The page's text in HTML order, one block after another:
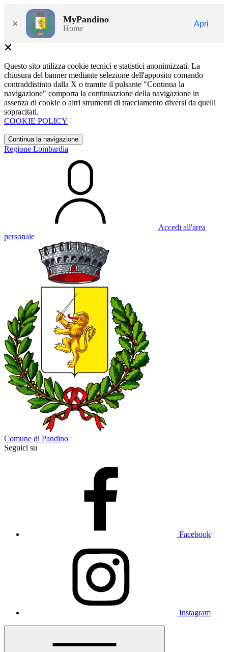
× MyPandino
Home
Apri
Questo sito utilizza cookie tecnici e statistici anonimizzati. La
chiusura del banner mediante selezione dell'apposito comando
contraddistinto dalla X o tramite il pulsante "Continua la
navigazione" comporta la continuazione della navigazione in
assenza di cookie o altri strumenti di tracciamento diversi da quelli
sopracitati.
COOKIE POLICY
Continua la navigazione
Regione Lombardia
Accedi all'area
personale
Comune di Pandino
Seguici su
Facebook
Instagram